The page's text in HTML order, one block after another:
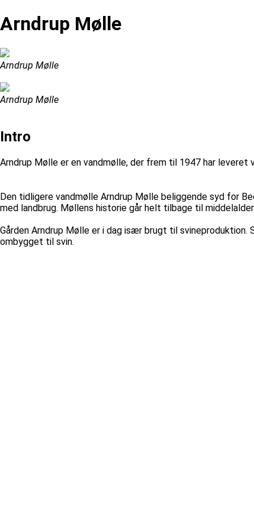
Arndrup Mølle
Arndrup Mølle
Arndrup Mølle
Intro
Arndrup Mølle er en vandmølle, der frem til 1947 har
Den tidligere vandmølle Arndrup Mølle beliggende syd for
med landbrug. Møllens historie går helt tilbage til
Gården Arndrup Mølle er i dag især brugt til
ombygget til svin.